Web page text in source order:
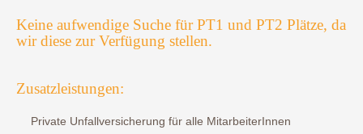
Keine aufwendige Suche für PT1 und PT2 Plätze, da
wir diese zur Verfügung stellen.
Zusatzleistungen:
Private Unfallversicherung für alle MitarbeiterInnen